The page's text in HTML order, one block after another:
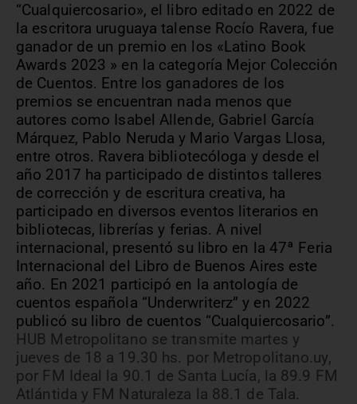
“Cualquiercosario», el libro editado en 2022 de
la escritora uruguaya talense Rocío Ravera, fue
ganador de un premio en los «Latino Book
Awards 2023 » en la categoría Mejor Colección
de Cuentos. Entre los ganadores de los
premios se encuentran nada menos que
autores como Isabel Allende, Gabriel García
Márquez, Pablo Neruda y Mario Vargas Llosa,
entre otros. Ravera bibliotecóloga y desde el
año 2017 ha participado de distintos talleres
de corrección y de escritura creativa, ha
participado en diversos eventos literarios en
bibliotecas, librerías y ferias. A nivel
internacional, presentó su libro en la 47ª Feria
Internacional del Libro de Buenos Aires este
año. En 2021 participó en la antología de
cuentos española “Underwriterz” y en 2022
publicó su libro de cuentos “Cualquiercosario”.
HUB Metropolitano se transmite martes y
jueves de 18 a 19.30 hs. por Metropolitano.uy,
por FM Ideal la 90.1 de Santa Lucía, la 89.9 FM
Atlántida y FM Naturaleza la 88.1 de Tala.